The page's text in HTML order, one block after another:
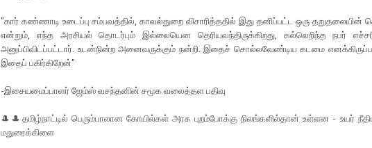
"கார் கண்ணாடி உடைப்பு சம்பவத்தில், காவல்துறை விசாரித்ததில் இது தனிப்பட்ட ஒரு தறுதலையின்
என்றும், எந்த அரசியல் தொடர்பும் இல்லையென தெரியவந்திருக்கிறது, கல்லெறிந்த நபர்
அனுப்பிவிடப்பட்டார். உடன்நின்ற அனைவருக்கும் நன்றி. இதைச் சொல்லவேண்டிய கடமை
இதைப் பகிர்கிறேன்"
-இசையமைப்பாளர் ஜேம்ஸ் வசந்தனின் சமூக வலைத்தள பதிவு
🎩🎩தமிழ்நாட்டில் பெரும்பாலான கோயில்கள் அரசு புறம்போக்கு நிலங்களில்தான் உள்ளன - உயர்
மதுரைக்கிளை